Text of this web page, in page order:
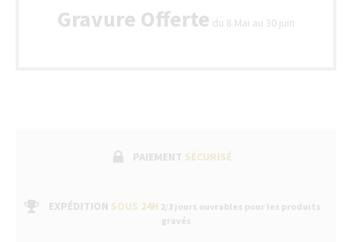
Gravure Offerte du 8 Mai au 30 juin
PAIEMENT SÉCURISÉ
EXPÉDITION SOUS 24H 2/3 jours ouvrables pour les produits
gravés